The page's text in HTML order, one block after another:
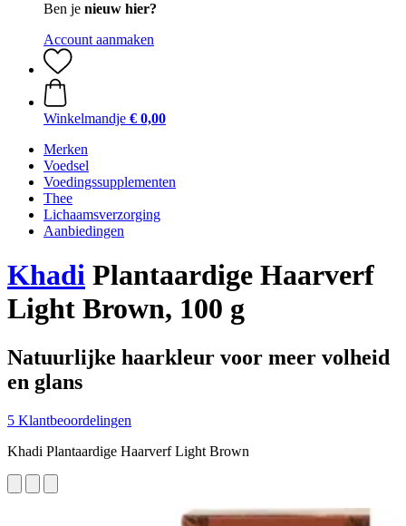
Ben je nieuw hier?
Account aanmaken
Winkelmandje € 0,00
Merken
Voedsel
Voedingssupplementen
Thee
Lichaamsverzorging
Aanbiedingen
Khadi Plantaardige Haarverf
Light Brown, 100 g
Natuurlijke haarkleur voor meer volheid
en glans
5 Klantbeoordelingen
Khadi Plantaardige Haarverf Light Brown